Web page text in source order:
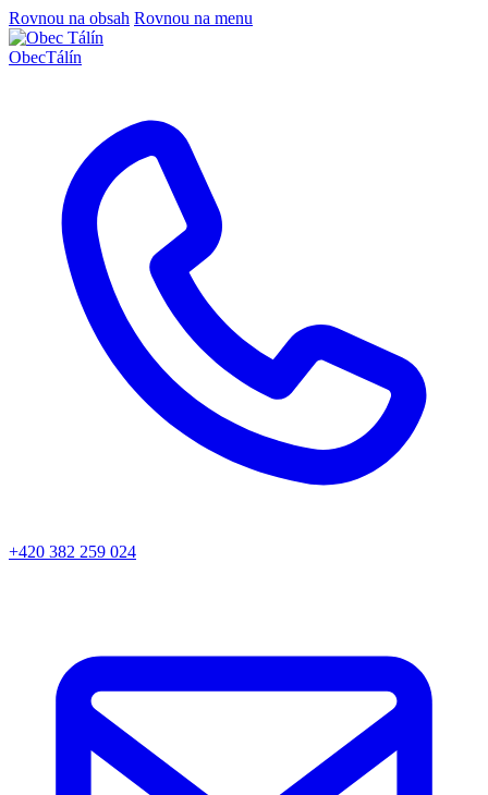
Rovnou na obsah Rovnou na menu
ObecTálín
+420 382 259 024